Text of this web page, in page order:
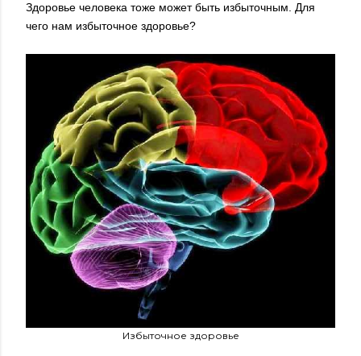
Здоровье человека тоже может быть избыточным. Для
чего нам избыточное здоровье?
Избыточное здоровье